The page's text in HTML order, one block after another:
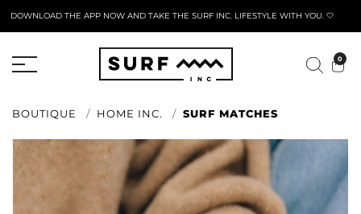
DOWNLOAD THE APP NOW AND TAKE THE SURF INC. LIFESTYLE WITH YOU. 🤍
0
BOUTIQUE HOME INC. SURF MATCHES
FORMULAIRE DE RETOUR ACTIF